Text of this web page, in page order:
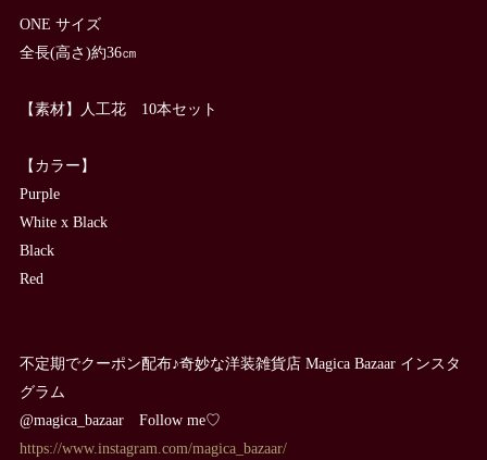
ONE サイズ
全長(高さ)約36㎝
【素材】人工花 10本セット
【カラー】
Purple
White x Black
Black
Red
不定期でクーポン配布♪奇妙な洋装雑貨店 Magica Bazaar インスタ
グラム
@magica_bazaar Follow me♡
https://www.instagram.com/magica_bazaar/